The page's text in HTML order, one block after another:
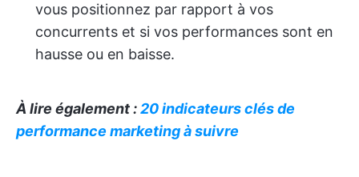
vous positionnez par rapport à vos
concurrents et si vos performances sont en
hausse ou en baisse.
À lire également :20 indicateurs clés de
performance marketing à suivre